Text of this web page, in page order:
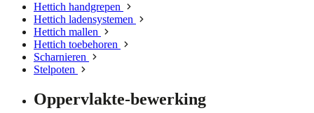
Hettich handgrepen
Hettich ladensystemen
Hettich mallen
Hettich toebehoren
Scharnieren
Stelpoten
Oppervlakte-bewerking